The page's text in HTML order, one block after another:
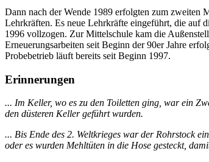
Dann nach der Wende 1989 erfolgten zum zweiten
Lehrkräften. Es neue Lehrkräfte eingeführt, die auf
1996 vollzogen. Zur Mittelschule kam die
Erneuerungsarbeiten seit Beginn der 90er Jahre
Probebetrieb läuft bereits seit Beginn 1997.
Erinnerungen
... Im Keller, wo es zu den Toiletten ging, war ein
den düsteren Keller geführt wurden.
... Bis Ende des 2. Weltkrieges war der Rohrstock
oder es wurden Mehltüten in die Hose gesteckt,